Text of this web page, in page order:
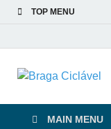
TOP MENU
MAIN MENU